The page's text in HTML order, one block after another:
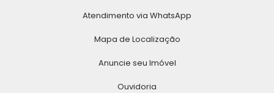
Atendimento via WhatsApp
Mapa de Localização
Anuncie seu Imóvel
Ouvidoria